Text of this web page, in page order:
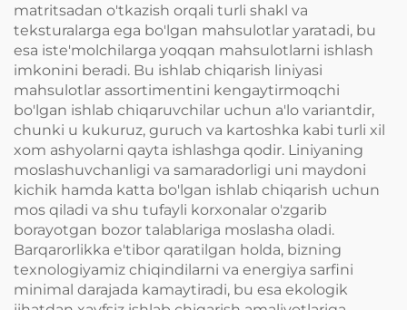
matritsadan o'tkazish orqali turli shakl va
teksturalarga ega bo'lgan mahsulotlar yaratadi, bu
esa iste'molchilarga yoqqan mahsulotlarni ishlash
imkonini beradi. Bu ishlab chiqarish liniyasi
mahsulotlar assortimentini kengaytirmoqchi
bo'lgan ishlab chiqaruvchilar uchun a'lo variantdir,
chunki u kukuruz, guruch va kartoshka kabi turli xil
xom ashyolarni qayta ishlashga qodir. Liniyaning
moslashuvchanligi va samaradorligi uni maydoni
kichik hamda katta bo'lgan ishlab chiqarish uchun
mos qiladi va shu tufayli korxonalar o'zgarib
borayotgan bozor talablariga moslasha oladi.
Barqarorlikka e'tibor qaratilgan holda, bizning
texnologiyamiz chiqindilarni va energiya sarfini
minimal darajada kamaytiradi, bu esa ekologik